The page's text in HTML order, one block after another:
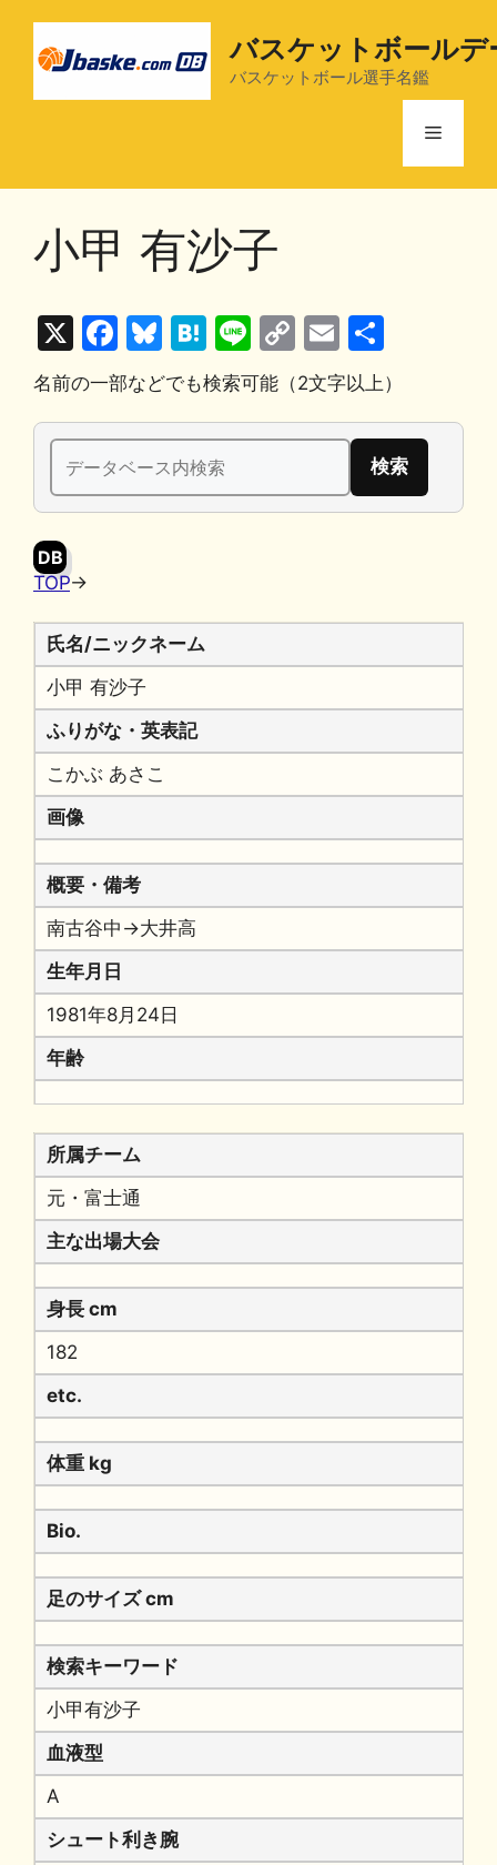
バスケットボールデ
バスケットボール選手名鑑
メ
小甲 有沙子
X
F
a
c
e
b
o
Bl
u
e
s
k
y
H
at
e
n
a
Li
n
e
C
o
p
y
n
E
m
ai
l
有
名前の一部などでも検索可能（2文字以上）
検
索:
DB
TOP→
氏名/ニックネーム
小甲 有沙子
ふりがな・英表記
こかぶ あさこ
画像
概要・備考
南古谷中→大井高
生年月日
1981年8月24日
年齢
所属チーム
元・富士通
主な出場大会
身長 cm
182
etc.
体重 kg
Bio.
足のサイズ cm
検索キーワード
小甲有沙子
血液型
A
シュート利き腕